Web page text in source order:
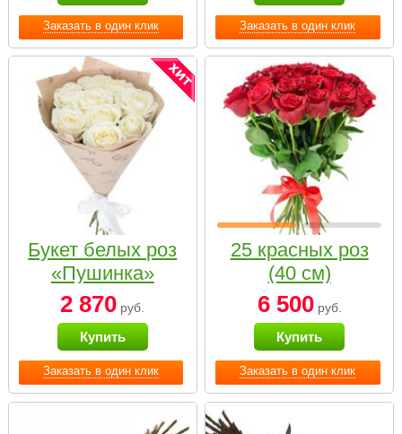
Заказать в один клик Заказать в один клик
Заказать в один клик
Букет белых роз
«Пушинка»
2 870 руб.
Купить
Заказать в один клик
25 красных роз
(40 см)
6 500руб.
Купить